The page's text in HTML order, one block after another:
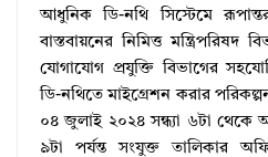
আধুনিক ডি-নথি সিস্টেমে
বাস্তবায়নের নিমিত্ত মন্ত্রিপরিষদ
যোগাযোগ প্রযুক্তি বিভাগের
ডি-নথিতে মাইগ্রেশন করার
০৪ জুলাই ২০২৪ সন্ধ্যা ৬টা
৯টা পর্যন্ত সংযুক্ত তালিকার